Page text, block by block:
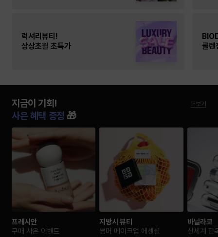
럭셔리뷰티!
상상초월 초특가
클렌
지금이 기회!
사은 혜택 증정 🎁
더보기
프레시안
구매 사은 이벤트
지방시 뷰티
썸머 메이크업 에센셜
바닐라코
신세계 단